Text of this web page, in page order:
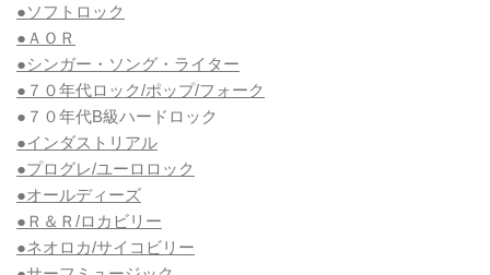
●ソフトロック
●ＡＯＲ
●シンガー・ソング・ライター
●７０年代ロック/ポップ/フォーク
●７０年代B級ハードロック
●インダストリアル
●プログレ/ユーロロック
●オールディーズ
●Ｒ＆Ｒ/ロカビリー
●ネオロカ/サイコビリー